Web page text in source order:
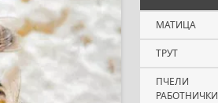
МАТИЦА
ТРУТ
ПЧЕЛИ
РАБОТНИЧКИ